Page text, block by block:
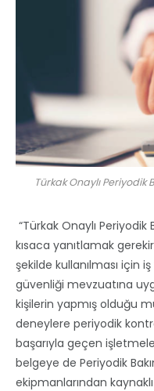
Türkak Onaylı Periyodik
“Türkak Onaylı Periyodik
kısaca yanıtlamak
şekilde kullanılması için
güvenliği mevzuatına
kişilerin yapmış olduğu
deneylere periyodik
başarıyla geçen
belgeye de Periyodik
ekipmanlarından